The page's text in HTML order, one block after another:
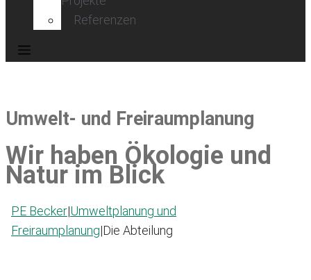
Referenzen
Umwelt- und Freiraumplanung
Wir haben Ökologie und
Natur im Blick
PE Becker|Umweltplanung und
Freiraumplanung|Die Abteilung